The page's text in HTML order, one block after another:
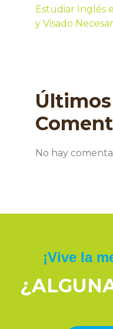
Estudiar Inglés
y Visado
Últimos
No hay
¡Vive la